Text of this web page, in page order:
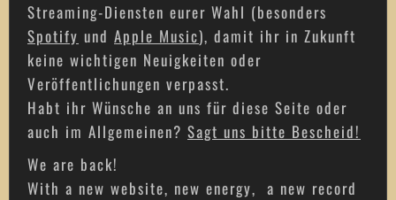
Streaming-Diensten eurer Wahl (besonders
Spotify und Apple Music), damit ihr in Zukunft
keine wichtigen Neuigkeiten oder
Veröffentlichungen verpasst.
Habt ihr Wünsche an uns für diese Seite oder
auch im Allgemeinen? Sagt uns bitte Bescheid!
We are back!
With a new website, new energy, a new record